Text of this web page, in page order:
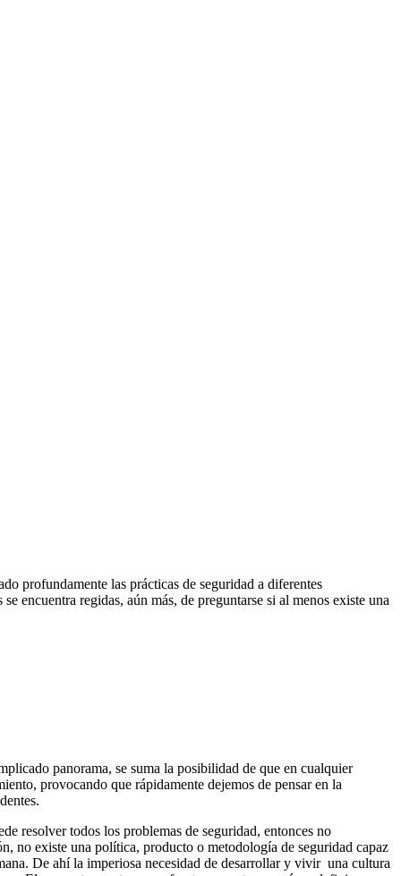
profundamente las prácticas de seguridad a diferentes
encuentra regidas, aún más, de preguntarse si al menos existe una
panorama, se suma la posibilidad de que en cualquier
provocando que rápidamente dejemos de pensar en la
resolver todos los problemas de seguridad, entonces no
no existe una política, producto o metodología de seguridad capaz
De ahí la imperiosa necesidad de desarrollar y vivir una cultura